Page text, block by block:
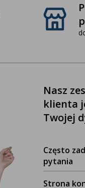
Nasz
klienta
Twojej
Często
pytania
Strona